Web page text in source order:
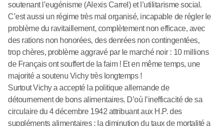
soutenant l’eugénisme (Alexis Carrel) et l’utilitarisme social.
C’est aussi un régime très mal organisé, incapable de régler le
problème du ravitaillement, complètement non efficace, avec
des rations non honorées, des denrées non contingentées,
trop chères, problème aggravé par le marché noir : 10 millions
de Français ont souffert de la faim ! Et en même temps, une
majorité a soutenu Vichy très longtemps !
Surtout Vichy a accepté la politique allemande de
détournement de bons alimentaires. D’où l’inefficacité de sa
circulaire du 4 décembre 1942 attribuant aux H.P. des
suppléments alimentaires : la diminution du taux de mortalité a